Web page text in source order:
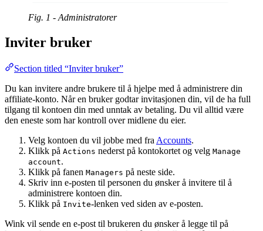
Fig. 1 - Administratorer
Inviter bruker
Section titled “Inviter bruker”
Du kan invitere andre brukere til å hjelpe med å administrere din
affiliate-konto. Når en bruker godtar invitasjonen din, vil de ha full
tilgang til kontoen din med unntak av betaling. Du vil alltid være
den eneste som har kontroll over midlene du eier.
Velg kontoen du vil jobbe med fra Accounts.
Klikk på Actions nederst på kontokortet og velg Manage
account.
Klikk på fanen Managers på neste side.
Skriv inn e-posten til personen du ønsker å invitere til å
administrere kontoen din.
Klikk på Invite-lenken ved siden av e-posten.
Wink vil sende en e-post til brukeren du ønsker å legge til på